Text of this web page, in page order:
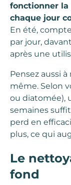
fonctionner
chaque jour
En été,
par jour,
après une
Pensez aussi
même. Selon
ou diatomée),
semaines
perd en
plus, ce qui
Le
fond